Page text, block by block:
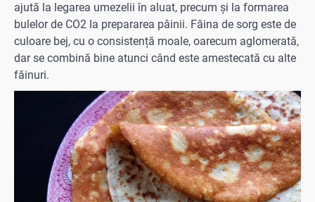
ajută la legarea umezelii în aluat, precum și la formarea
bulelor de CO2 la prepararea pâinii. Făina de sorg este de
culoare bej, cu o consistență moale, oarecum aglomerată,
dar se combină bine atunci când este amestecată cu alte
făinuri.